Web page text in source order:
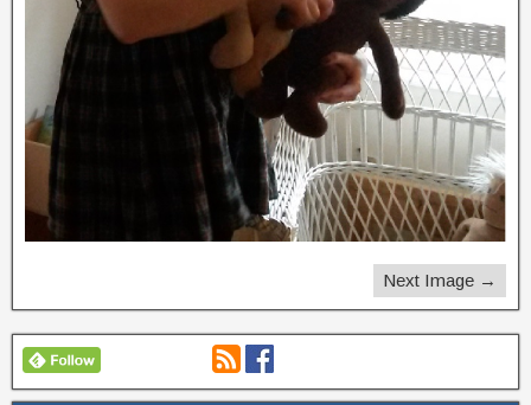
Next Image →